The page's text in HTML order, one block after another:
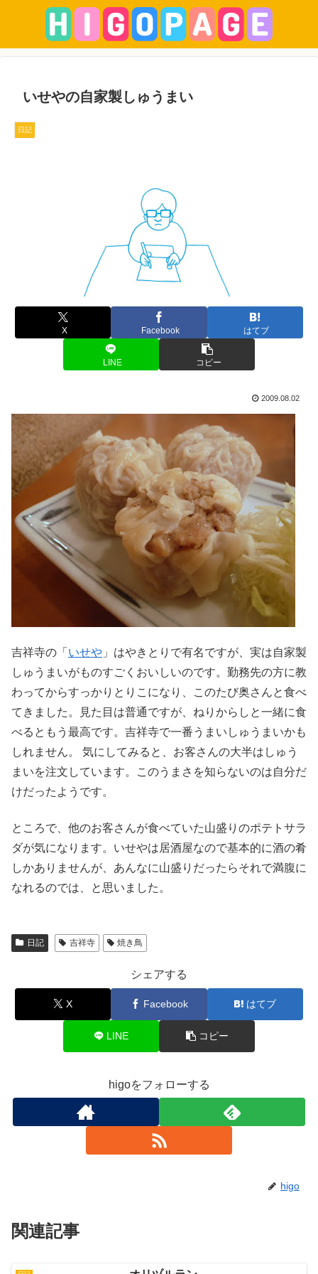
いせやの自家製しゅうまい
日記
X Facebook はてブ
LINE コピー
2009.08.02
吉祥寺の「 いせや 」はやきとりで有名ですが、実は自家製
しゅうまいがものすごくおいしいのです。勤務先の方に教
わってからすっかりとりこになり、このたび奥さんと食べ
てきました。見た目は普通ですが、ねりからしと一緒に食
べるともう最高です。吉祥寺で一番うまいしゅうまいかも
しれません。 気にしてみると、お客さんの大半はしゅう
まいを注文しています。このうまさを知らないのは自分だ
けだったようです。
ところで、他のお客さんが食べていた山盛りのポテトサラ
ダが気になります。いせやは居酒屋なので基本的に酒の肴
しかありませんが、あんなに山盛りだったらそれで満腹に
なれるのでは、と思いました。
日記 吉祥寺 焼き鳥
シェアする
X Facebook はてブ
LINE コピー
higoをフォローする
higo
関連記事